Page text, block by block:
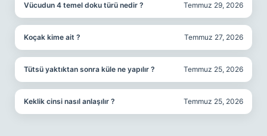
Vücudun 4 temel doku türü nedir ? Temmuz 29, 2026
Koçak kime ait ? Temmuz 27, 2026
Tütsü yaktıktan sonra küle ne yapılır ? Temmuz 25, 2026
Keklik cinsi nasıl anlaşılır ? Temmuz 25, 2026